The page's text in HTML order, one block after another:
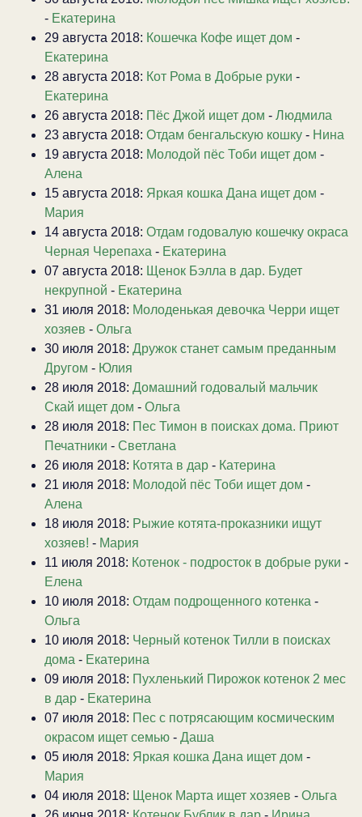
- Екатерина
29 августа 2018: Кошечка Кофе ищет дом -
Екатерина
28 августа 2018: Кот Рома в Добрые руки -
Екатерина
26 августа 2018: Пёс Джой ищет дом - Людмила
23 августа 2018: Отдам бенгальскую кошку - Нина
19 августа 2018: Молодой пёс Тоби ищет дом -
Алена
15 августа 2018: Яркая кошка Дана ищет дом -
Мария
14 августа 2018: Отдам годовалую кошечку окраса
Черная Черепаха - Екатерина
07 августа 2018: Щенок Бэлла в дар. Будет
некрупной - Екатерина
31 июля 2018: Молоденькая девочка Черри ищет
хозяев - Ольга
30 июля 2018: Дружок станет самым преданным
Другом - Юлия
28 июля 2018: Домашний годовалый мальчик
Скай ищет дом - Ольга
28 июля 2018: Пес Тимон в поисках дома. Приют
Печатники - Светлана
26 июля 2018: Котята в дар - Катерина
21 июля 2018: Молодой пёс Тоби ищет дом -
Алена
18 июля 2018: Рыжие котята-проказники ищут
хозяев! - Мария
11 июля 2018: Котенок - подросток в добрые руки -
Елена
10 июля 2018: Отдам подрощенного котенка -
Ольга
10 июля 2018: Черный котенок Тилли в поисках
дома - Екатерина
09 июля 2018: Пухленький Пирожок котенок 2 мес
в дар - Екатерина
07 июля 2018: Пес с потрясающим космическим
окрасом ищет семью - Даша
05 июля 2018: Яркая кошка Дана ищет дом -
Мария
04 июля 2018: Щенок Марта ищет хозяев - Ольга